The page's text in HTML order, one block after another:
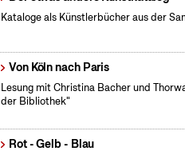
Kataloge als Künstlerbücher aus der
Von Köln nach Paris
Lesung mit Christina Bacher und
der Bibliothek"
Rot - Gelb - Blau